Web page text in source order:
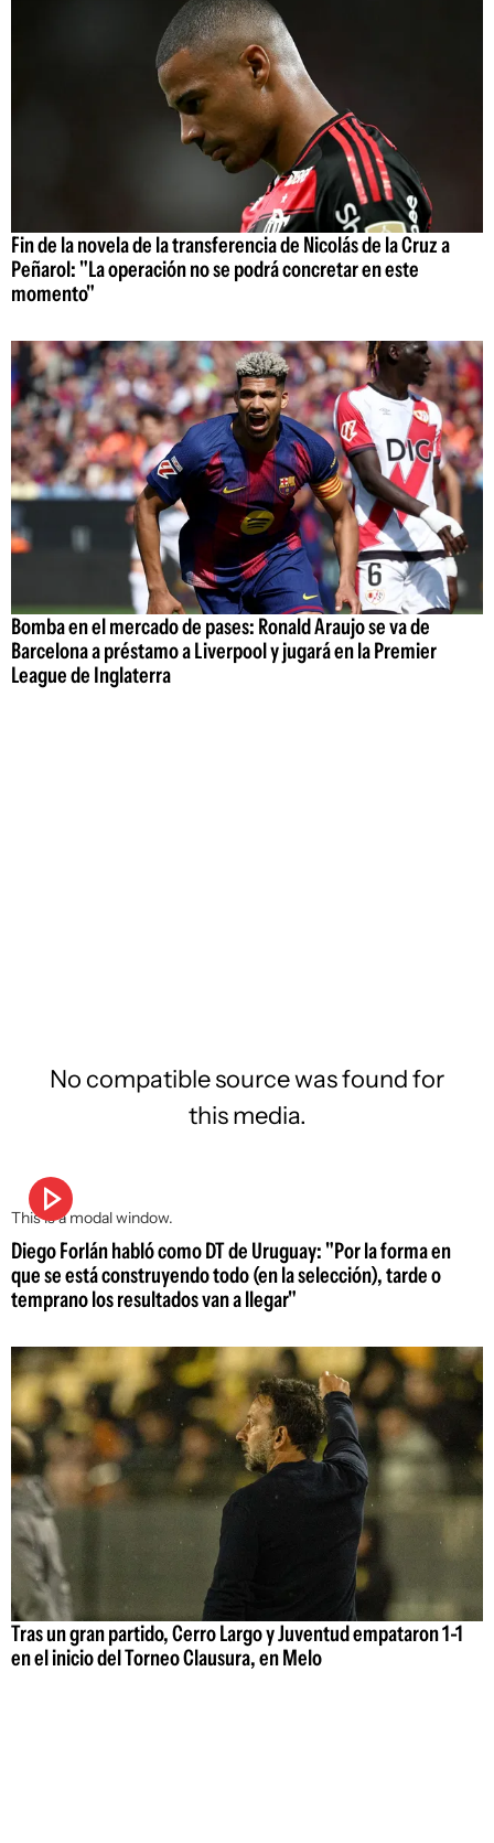
Fin de la novela de la transferencia de Nicolás de la Cruz a
Peñarol: "La operación no se podrá concretar en este
momento"
Bomba en el mercado de pases: Ronald Araujo se va de
Barcelona a préstamo a Liverpool y jugará en la Premier
League de Inglaterra
This is a modal window.
No compatible source was found for
this media.
Diego Forlán habló como DT de Uruguay: "Por la forma en
que se está construyendo todo (en la selección), tarde o
temprano los resultados van a llegar"
Tras un gran partido, Cerro Largo y Juventud empataron 1-1
en el inicio del Torneo Clausura, en Melo